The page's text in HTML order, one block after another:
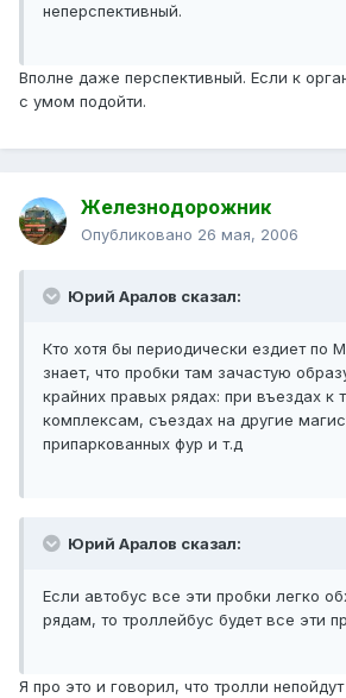
неперспективный.
Вполне даже перспективный. Если к
с умом подойти.
Железнодорожник
Опубликовано 26 мая, 2006
Юрий Аралов сказал:
Кто хотя бы периодически ездиет по
знает, что пробки там зачастую
крайних правых рядах: при въездах к
комплексам, съездах на другие
припаркованных фур и т.д
Юрий Аралов сказал:
Если автобус все эти пробки легко
рядам, то троллейбус будет все эти
Я про это и говорил, что тролли